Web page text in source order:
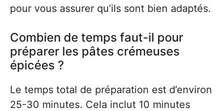
pour vous assurer qu’ils sont bien adaptés.
Combien de temps faut-il pour
préparer les pâtes crémeuses
épicées ?
Le temps total de préparation est d’environ
25-30 minutes. Cela inclut 10 minutes